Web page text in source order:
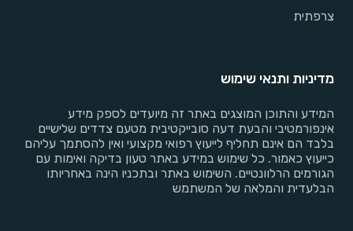
צרפתית
מדיניות ותנאי שימוש
המידע והתוכן המוצגים באתר זה מיועדים לספק מידע
אינפורמטיבי והבעת דעה סובייקטיבית מטעם צדדים שלישיים
בלבד הם אינם תחליף לייעוץ רפואי מקצועי ואין להסתמך עליהם
כייעוץ כאמור. כל שימוש במידע באתר טעון בדיקה ואימות עם
הגורמים הרלוונטיים. השימוש באתר ובתכניו הינה באחריותו
הבלעדית והמלאה של המשתמש